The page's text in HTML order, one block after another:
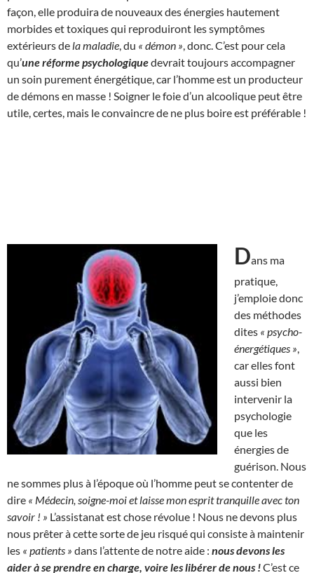
façon, elle produira de nouveaux des énergies hautement
morbides et toxiques qui reproduiront les symptômes
extérieurs de la maladie , du « démon » , donc. C’est pour cela
qu’une réforme psychologiquedevrait toujours accompagner
un soin purement énergétique, car l’homme est un producteur
de démons en masse ! Soigner le foie d’un alcoolique peut être
utile, certes, mais le convaincre de ne plus boire est préférable !
Dans ma
pratique,
j’emploie donc
des méthodes
dites « psycho-
énergétiques »
car elles font
aussi bien
intervenir la
psychologie
que les
énergies de
guérison. Nous
ne sommes plus à l’époque où l’homme peut se contenter de
dire « Médecin, soigne-moi et laisse mon esprit tranquille avec ton
savoir ! » L’assistanat est chose révolue ! Nous ne devons plus
nous prêter à cette sorte de jeu risqué qui consiste à maintenir
les « patients » dans l’attente de notre aide : nous devons les
aider à se prendre en charge, voire les libérer de nous !C’est ce